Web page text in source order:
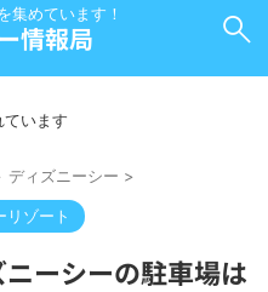
集めています！
情報局
います
ディズニーシー >
リゾート
ニーシーの駐車場は